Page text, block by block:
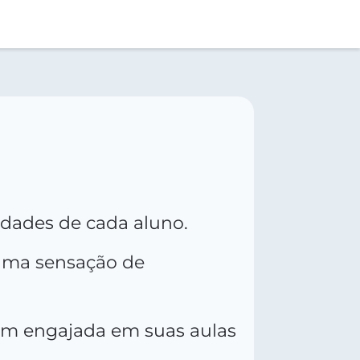
de cada aluno.
sensação de
engajada em suas aulas